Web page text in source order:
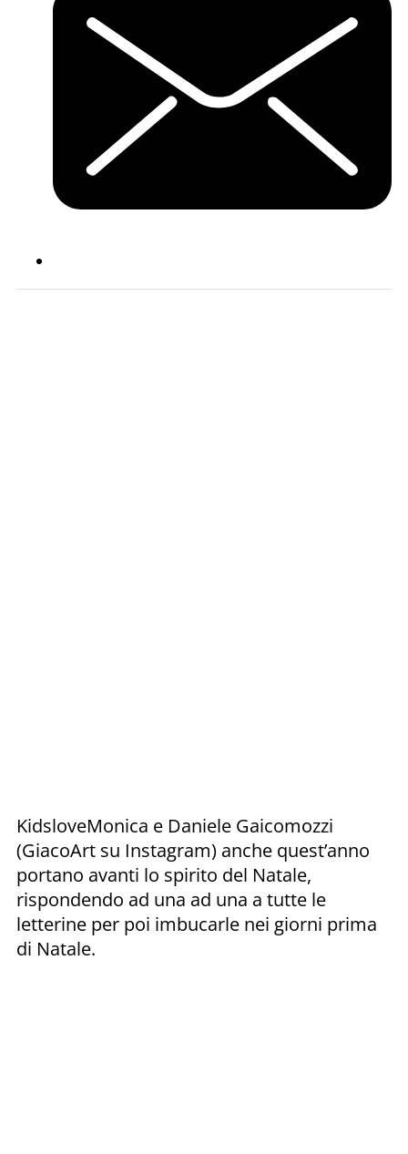
KidsloveMonica e Daniele Gaicomozzi
(GiacoArt su Instagram) anche quest’anno
portano avanti lo spirito del Natale,
rispondendo ad una ad una a tutte le
letterine per poi imbucarle nei giorni prima
di Natale.